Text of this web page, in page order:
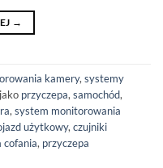
→
kamery, systemy
przyczepa, samochód,
, system monitorowania
użytkowy, czujniki
cofania, przyczepa